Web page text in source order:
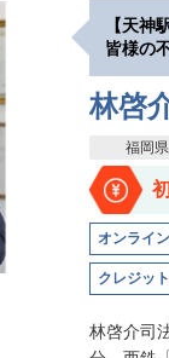
【天神
皆様の
林啓
福岡県
オンライ
クレジッ
林啓介司